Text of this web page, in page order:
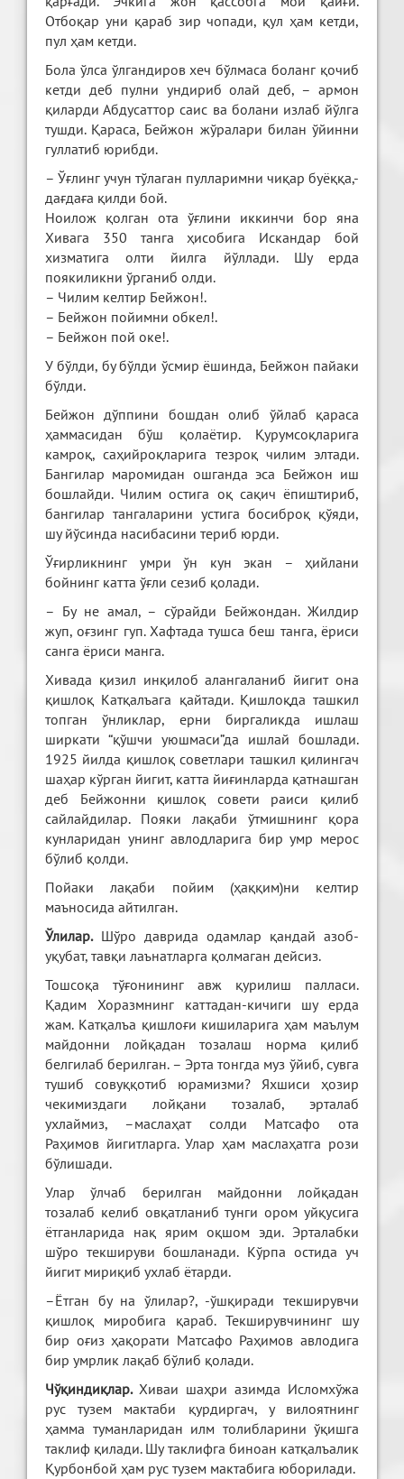
Отбоқар уни қараб зир чопади, қул ҳам кетди,
пул ҳам кетди.
Бола ўлса ўлгандиров хеч бўлмаса боланг қочиб
кетди деб пулни ундириб олай деб, – армон
қиларди Абдусаттор саис ва болани излаб йўлга
тушди. Қараса, Бейжон жўралари билан ўйинни
гуллатиб юрибди.
– Ўғлинг учун тўлаган пулларимни чиқар буёққа,-
дағдаға қилди бой.
Ноилож қолган ота ўғлини иккинчи бор яна
Хивага 350 танга ҳисобига Искандар бой
хизматига олти йилга йўллади. Шу ерда
поякиликни ўрганиб олди.
– Чилим келтир Бейжон!.
– Бейжон пойимни обкел!.
– Бейжон пой оке!.
У бўлди, бу бўлди ўсмир ёшинда, Бейжон пайаки
бўлди.
Бейжон дўппини бошдан олиб ўйлаб қараса
ҳаммасидан бўш қолаётир. Қурумсоқларига
камроқ, саҳийроқларига тезроқ чилим элтади.
Бангилар маромидан ошганда эса Бейжон иш
бошлайди. Чилим остига оқ сақич ёпиштириб,
бангилар тангаларини устига босиброқ қўяди,
шу йўсинда насибасини териб юрди.
Ўғирликнинг умри ўн кун экан – ҳийлани
бойнинг катта ўғли сезиб қолади.
– Бу не амал, – сўрайди Бейжондан. Жилдир
жуп, оғзинг гуп. Хафтада тушса беш танга, ёриси
санга ёриси манга.
Хивада қизил инқилоб алангаланиб йигит она
қишлоқ Катқалъага қайтади. Қишлоқда ташкил
топган ўнликлар, ерни биргаликда ишлаш
ширкати “қўшчи уюшмаси”да ишлай бошлади.
1925 йилда қишлоқ советлари ташкил қилингач
шаҳар кўрган йигит, катта йиғинларда қатнашган
деб Бейжонни қишлоқ совети раиси қилиб
сайлайдилар. Пояки лақаби ўтмишнинг қора
кунларидан унинг авлодларига бир умр мерос
бўлиб қолди.
Пойаки лақаби пойим (ҳаққим)ни келтир
маъносида айтилган.
Ўлилар.Шўро даврида одамлар қандай азоб-
уқубат, тавқи лаънатларга қолмаган дейсиз.
Тошсоқа тўғонининг авж қурилиш палласи.
Қадим Хоразмнинг каттадан-кичиги шу ерда
жам. Катқалъа қишлоғи кишиларига ҳам маълум
майдонни лойқадан тозалаш норма қилиб
белгилаб берилган. – Эрта тонгда муз ўйиб, сувга
тушиб совуққотиб юрамизми? Яхшиси ҳозир
чекимиздаги лойқани тозалаб, эрталаб
ухлаймиз, –маслаҳат солди Матсафо ота
Раҳимов йигитларга. Улар ҳам маслаҳатга рози
бўлишади.
Улар ўлчаб берилган майдонни лойқадан
тозалаб келиб овқатланиб тунги ором уйқусига
ётганларида нақ ярим оқшом эди. Эрталабки
шўро текшируви бошланади. Кўрпа остида уч
йигит мириқиб ухлаб ётарди.
–Ётган бу на ўлилар?, -ўшқиради текширувчи
қишлоқ миробига қараб. Текширувчининг шу
бир оғиз ҳақорати Матсафо Раҳимов авлодига
бир умрлик лақаб бўлиб қолади.
Чўқиндиқлар. Хиваи шаҳри азимда Исломхўжа
рус тузем мактаби қурдиргач, у вилоятнинг
ҳамма туманларидан илм толибларини ўқишга
таклиф қилади. Шу таклифга биноан катқалъалик
Қурбонбой ҳам рус тузем мактабига юборилади.